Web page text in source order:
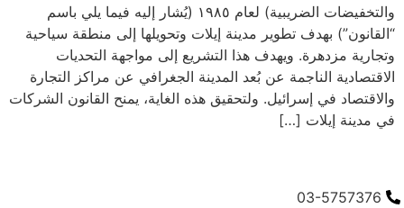
والتخفيضات الضريبية) لعام ١٩٨٥ (يُشار إليه فيما يلي باسم
“القانون”) بهدف تطوير مدينة إيلات وتحويلها إلى منطقة سياحية
وتجارية مزدهرة. ويهدف هذا التشريع إلى مواجهة التحديات
الاقتصادية الناجمة عن بُعد المدينة الجغرافي عن مراكز التجارة
والاقتصاد في إسرائيل. ولتحقيق هذه الغاية، يمنح القانون الشركات
في مدينة إيلات […]
03-5757376